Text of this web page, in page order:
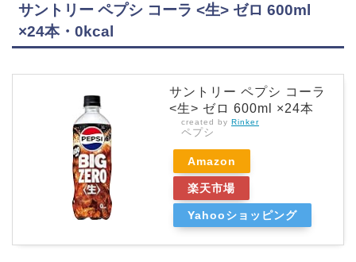
サントリー ペプシ コーラ <生> ゼロ 600ml
×24本・0kcal
サントリー ペプシ コーラ
<生> ゼロ 600ml ×24本
created by Rinker
ペプシ
Amazon
楽天市場
Yahooショッピング